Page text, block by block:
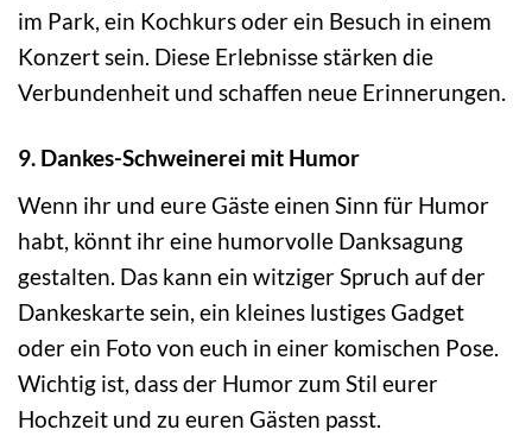
im Park, ein Kochkurs oder ein Besuch in einem
Konzert sein. Diese Erlebnisse stärken die
Verbundenheit und schaffen neue Erinnerungen.
9. Dankes-Schweinerei mit Humor
Wenn ihr und eure Gäste einen Sinn für Humor
habt, könnt ihr eine humorvolle Danksagung
gestalten. Das kann ein witziger Spruch auf der
Dankeskarte sein, ein kleines lustiges Gadget
oder ein Foto von euch in einer komischen Pose.
Wichtig ist, dass der Humor zum Stil eurer
Hochzeit und zu euren Gästen passt.